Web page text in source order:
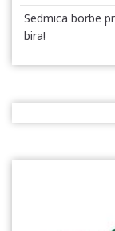
Sedmica borbe
bira!